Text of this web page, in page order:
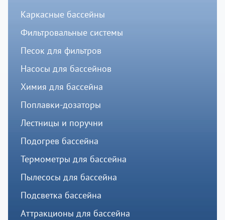
Каркасные бассейны
Фильтровальные системы
Песок для фильтров
Насосы для бассейнов
Химия для бассейна
Поплавки-дозаторы
Лестницы и поручни
Подогрев бассейна
Термометры для бассейна
Пылесосы для бассейна
Подсветка бассейна
Аттракционы для бассейна